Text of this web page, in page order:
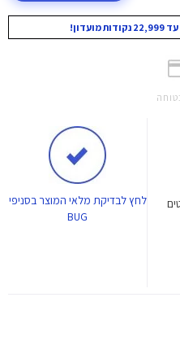
לחץלבדיקת מלאי המוצר בסניפי
BUG